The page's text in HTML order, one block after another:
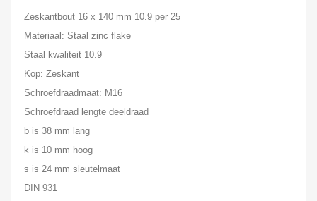
Zeskantbout 16 x 140 mm 10.9 per 25
Materiaal: Staal zinc flake
Staal kwaliteit 10.9
Kop: Zeskant
Schroefdraadmaat: M16
Schroefdraad lengte deeldraad
b is 38 mm lang
k is 10 mm hoog
s is 24 mm sleutelmaat
DIN 931